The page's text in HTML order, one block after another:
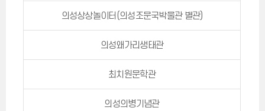
의성상상놀이터(의성조문국박물관 별관)
의성왜가리생태관
최치원문학관
의성의병기념관